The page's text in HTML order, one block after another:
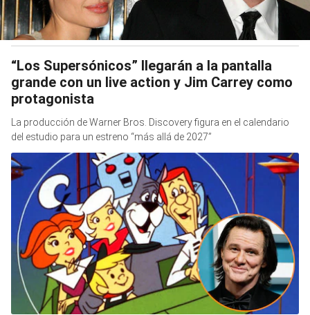
“Los Supersónicos” llegarán a la pantalla
grande con un live action y Jim Carrey como
protagonista
La producción de Warner Bros. Discovery figura en el calendario
del estudio para un estreno “más allá de 2027”